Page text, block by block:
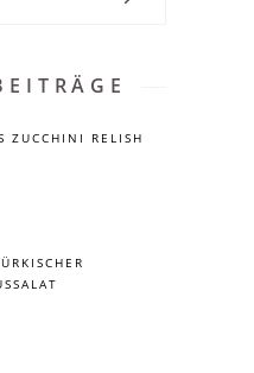
ZUCCHINI RELISH